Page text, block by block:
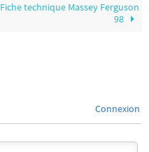
Fiche technique Massey Ferguson
98
Connexion